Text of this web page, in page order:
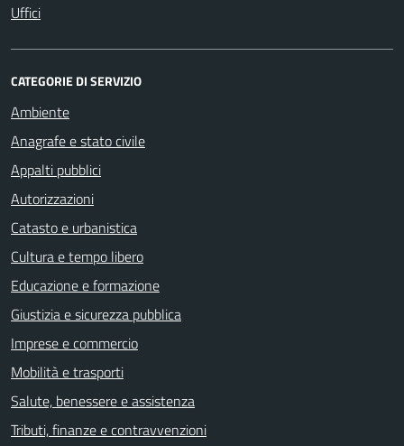
Uffici
CATEGORIE DI SERVIZIO
Ambiente
Anagrafe e stato civile
Appalti pubblici
Autorizzazioni
Catasto e urbanistica
Cultura e tempo libero
Educazione e formazione
Giustizia e sicurezza pubblica
Imprese e commercio
Mobilità e trasporti
Salute, benessere e assistenza
Tributi, finanze e contravvenzioni